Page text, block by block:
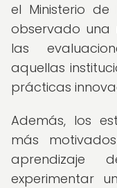
el Ministerio
observado una
las
aquellas
prácticas
Además, los
más
aprendizaje
experimentar